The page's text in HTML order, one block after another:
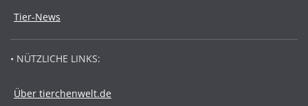
Tier-News
• NÜTZLICHE LINKS:
Über tierchenwelt.de